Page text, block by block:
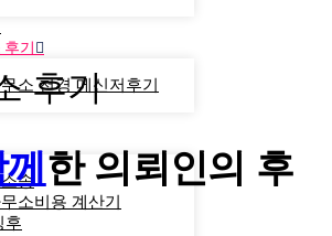
후기
소 천경 메신저후기
송
소비용 계산기
후
후기
한 의뢰인의 후